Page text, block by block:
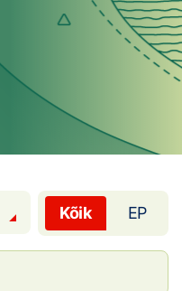
Kõik EP